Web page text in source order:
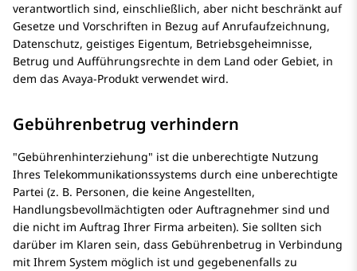
verantwortlich sind, einschließlich, aber nicht beschränkt auf
Gesetze und Vorschriften in Bezug auf Anrufaufzeichnung,
Datenschutz, geistiges Eigentum, Betriebsgeheimnisse,
Betrug und Aufführungsrechte in dem Land oder Gebiet, in
dem das Avaya-Produkt verwendet wird.
Gebührenbetrug verhindern
Gebührenhinterziehung
ist die unberechtigte Nutzung
Ihres Telekommunikationssystems durch eine unberechtigte
Partei (z. B. Personen, die keine Angestellten,
Handlungsbevollmächtigten oder Auftragnehmer sind und
die nicht im Auftrag Ihrer Firma arbeiten). Sie sollten sich
darüber im Klaren sein, dass Gebührenbetrug in Verbindung
mit Ihrem System möglich ist und gegebenenfalls zu